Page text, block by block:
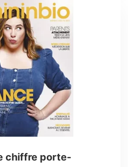
chiffre porte-